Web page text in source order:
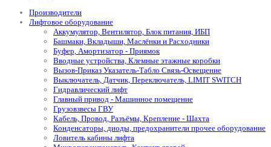
Производители
Лифтовое оборудование
Аккумулятор, Вентилятор, Блок питания, ИБП
Башмаки, Вкладыши, Маслёнки и Расходники
Буфер, Амортизатор - Приямок
Вводные устройства, Клемные этажные коробки
Вызов-Приказ Указатель-Табло Связь-Освещение
Выключатель, Датчик, Переключатель, LIMIT SWITCH
Гидравлический лифт
Главный привод - Машинное помещение
Грузовзвесы ГВУ
Кабель, Провод, Разъёмы, Крепление - Шахта
Конденсаторы, диоды, предохранители прочее оборудование
Ловитель кабины лифта